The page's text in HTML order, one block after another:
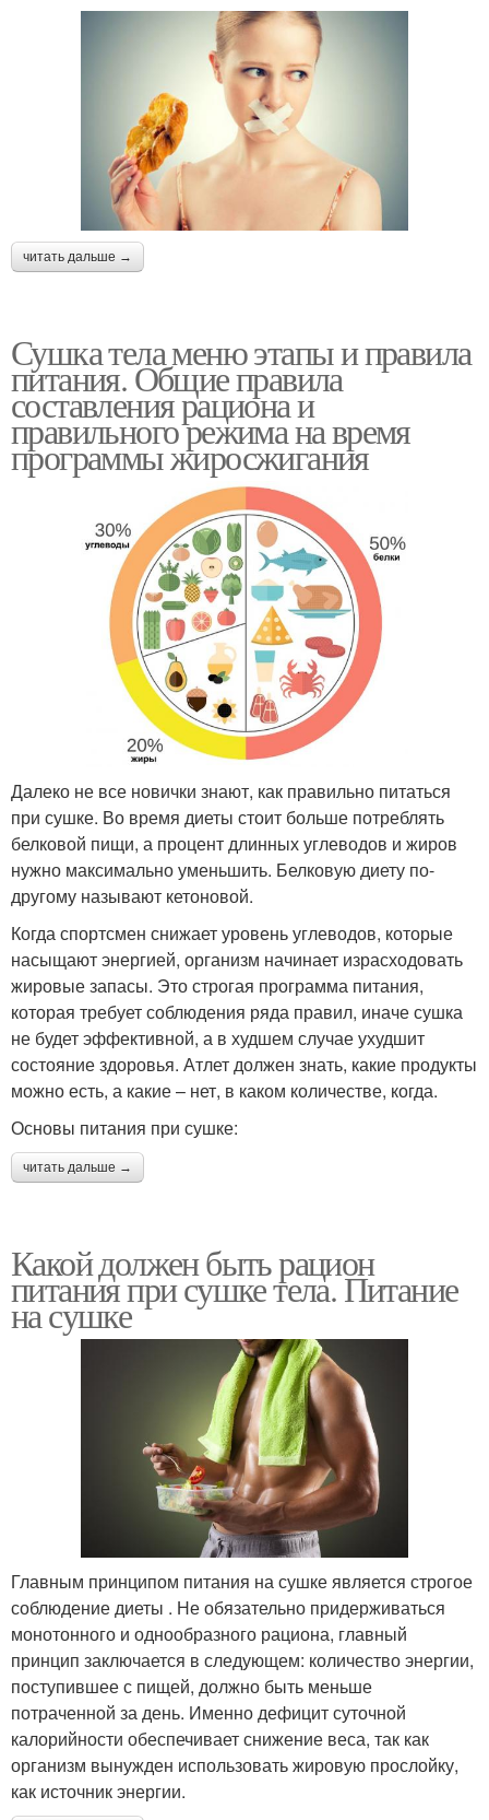
читать дальше →
Сушка тела меню этапы и правила
питания. Общие правила
составления рациона и
правильного режима на время
программы жиросжигания
Далеко не все новички знают, как правильно питаться
при сушке. Во время диеты стоит больше потреблять
белковой пищи, а процент длинных углеводов и жиров
нужно максимально уменьшить. Белковую диету по-
другому называют кетоновой.
Когда спортсмен снижает уровень углеводов, которые
насыщают энергией, организм начинает израсходовать
жировые запасы. Это строгая программа питания,
которая требует соблюдения ряда правил, иначе сушка
не будет эффективной, а в худшем случае ухудшит
состояние здоровья. Атлет должен знать, какие продукты
можно есть, а какие – нет, в каком количестве, когда.
Основы питания при сушке:
читать дальше →
Какой должен быть рацион
питания при сушке тела. Питание
на сушке
Главным принципом питания на сушке является строгое
соблюдение диеты . Не обязательно придерживаться
монотонного и однообразного рациона, главный
принцип заключается в следующем: количество энергии,
поступившее с пищей, должно быть меньше
потраченной за день. Именно дефицит суточной
калорийности обеспечивает снижение веса, так как
организм вынужден использовать жировую прослойку,
как источник энергии.